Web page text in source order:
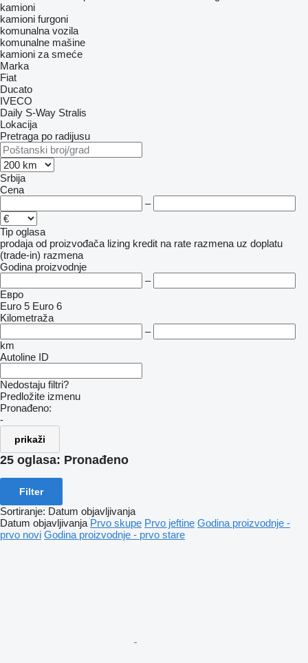
kamioni
kamioni furgoni
komunalna vozila
komunalne mašine
kamioni za smeće
Marka
Fiat
Ducato
IVECO
Daily S-Way Stralis
Lokacija
Pretraga po radijusu
Srbija
Cena
–
Tip oglasa
prodaja od proizvođača lizing kredit na rate razmena uz doplatu
(trade-in) razmena
Godina proizvodnje
–
Евро
Euro 5 Euro 6
Kilometraža
–
km
Autoline ID
Nedostaju filtri?
Predložite izmenu
Pronađeno:
-
prikaži
25 oglasa: Pronađeno
Filter
Sortiranje: Datum objavljivanja
Datum objavljivanja Prvo skupe Prvo jeftine Godina proizvodnje -
prvo novi Godina proizvodnje - prvo stare